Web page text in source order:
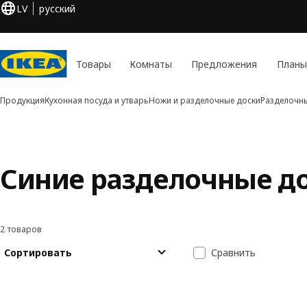
LV русский
Товары Комнаты Предложения
ПродукцияКухонная посуда и утварьНожи и разделочные доски
Синие разделочные
Фильтровать и сортировать
2 товаров
Сортировать Список
Сравнить